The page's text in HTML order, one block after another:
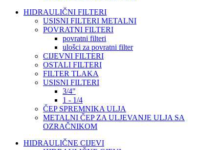
HIDRAULIČNI FILTERI
USISNI FILTERI METALNI
POVRATNI FILTERI
povratni filteri
ulošci za povratni filter
CIJEVNI FILTERI
OSTALI FILTERI
FILTER TLAKA
USISNI FILTERI
3/4"
1 - 1/4
ČEP SPREMNIKA ULJA
METALNI ČEP ZA ULJEVANJE ULJA SA
OZRAČNIKOM
HIDRAULIČNE CIJEVI